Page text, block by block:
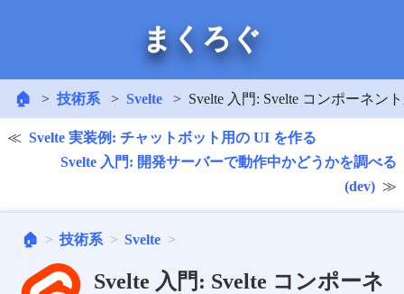
まくろぐ
🏠 技術系 Svelte Svelte 入門: Svelte コンポーネン
Svelte 実装例: チャットボット用の UI を作る
Svelte 入門: 開発サーバーで動作中かどうかを調べる
(dev)
🏠 技術系 Svelte
Svelte 入門: Svelte コンポーネ